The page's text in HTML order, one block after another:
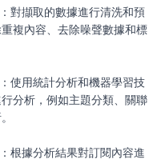
對擷取的數據進行清洗和預
複內容、去除噪聲數據和標
使用統計分析和機器學習技
分析，例如主題分類、關聯
根據分析結果對訂閱內容進